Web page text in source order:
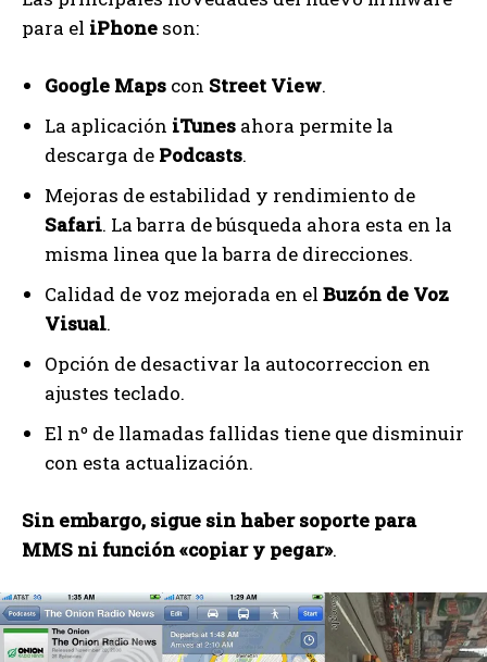
para el iPhone son:
Google Maps con Street View.
La aplicación iTunes ahora permite la
descarga de Podcasts.
Mejoras de estabilidad y rendimiento de
Safari. La barra de búsqueda ahora esta en la
misma linea que la barra de direcciones.
Calidad de voz mejorada en el Buzón de Voz
Visual.
Opción de desactivar la autocorreccion en
ajustes teclado.
El nº de llamadas fallidas tiene que disminuir
con esta actualización.
Sin embargo, sigue sin haber soporte para
MMS ni función «copiar y pegar».